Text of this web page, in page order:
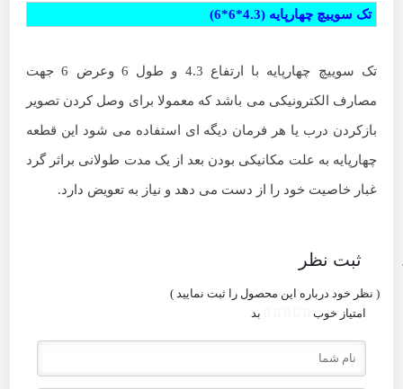
تک سوییچ چهارپایه (4.3*6*6)
تک سوییچ چهارپایه با ارتفاع 4.3 و طول 6 وعرض 6 جهت
مصارف الکترونیکی می باشد که معمولا برای وصل کردن تصویر
بازکردن درب یا هر فرمان دیگه ای استفاده می شود این قطعه
چهارپایه به علت مکانیکی بودن بعد از یک مدت طولانی براثر گرد
غبار خاصیت خود را از دست می دهد و نیاز به تعویض دارد.
ثبت نظر
( نظر خود درباره این محصول را ثبت نمایید )
امتیاز خوب بد